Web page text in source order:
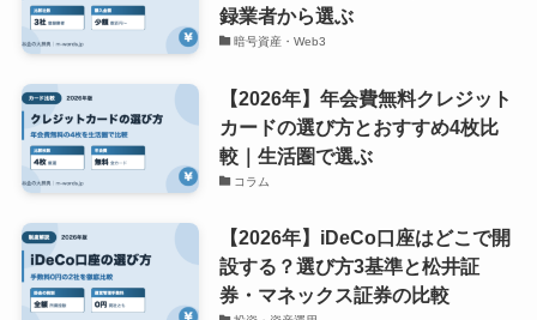
録業者から選ぶ
暗号資産・Web3
【2026年】年会費無料クレジット
カードの選び方とおすすめ4枚比
較｜生活圏で選ぶ
コラム
【2026年】iDeCo口座はどこで開
設する？選び方3基準と松井証
券・マネックス証券の比較